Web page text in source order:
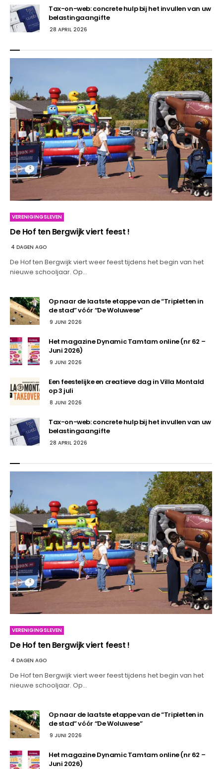
Tax-on-web: concrete hulp bij het invullen van uw
belastingaangifte
28 APRIL 2026
VERENIGINGSLEVEN
De Hof ten Bergwijk viert feest !
4 DAGEN AGO
De Hof ten Bergwijk viert weer feest tijdens het begin van het
nieuwe schooljaar. Op…
Op naar de laatste etappe van de “Tripletten in
de stad” vóór “De Woluwese”
9 JUNI 2026
Het magazine Dynamic Tamtam online (nr 62 –
Juni 2026)
9 JUNI 2026
Een feestelijke en creatieve dag in Villa Montald
op 3 juli
8 JUNI 2026
Tax-on-web: concrete hulp bij het invullen van uw
belastingaangifte
28 APRIL 2026
VERENIGINGSLEVEN
De Hof ten Bergwijk viert feest !
4 DAGEN AGO
De Hof ten Bergwijk viert weer feest tijdens het begin van het
nieuwe schooljaar. Op…
Op naar de laatste etappe van de “Tripletten in
de stad” vóór “De Woluwese”
9 JUNI 2026
Het magazine Dynamic Tamtam online (nr 62 –
Juni 2026)